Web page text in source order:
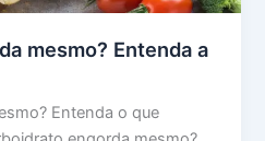
mesmo? Entenda a
Entenda o que